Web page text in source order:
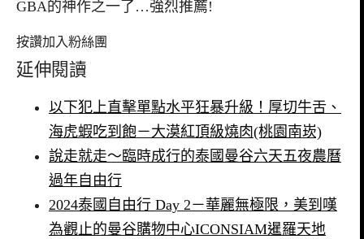
GBA的神作之一了…強烈推薦!
按讚加入粉絲團
延伸閱讀
以下犯上直擊單點水平狂暴升級！厚切牛舌、
海虎蝦吃到飽－大漠紅頂級燒肉(桃園南崁)
說走就走～臨時成行的泰國曼谷六天五夜農曆
過年自由行
2024泰國自由行 Day 2－華麗無極限，美到嘆
為觀止的曼谷購物中心ICONSIAM暹羅天地